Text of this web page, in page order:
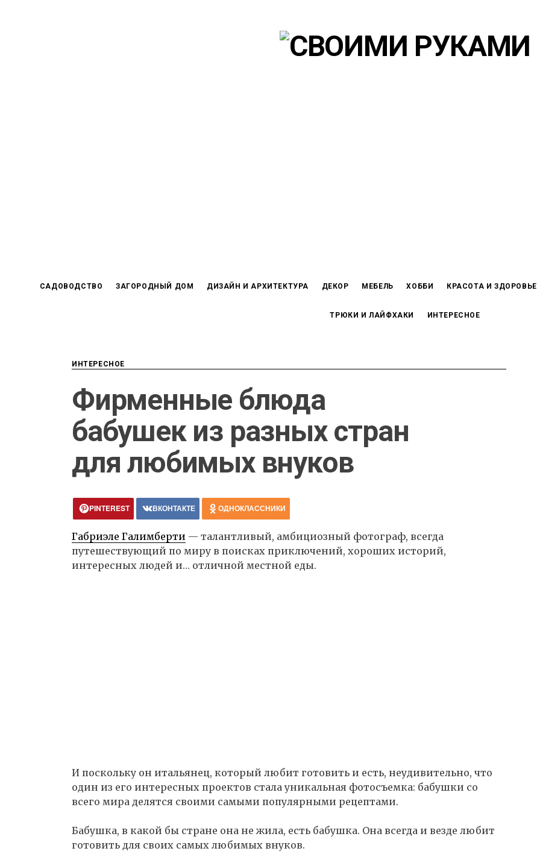
САДОВОДСТВО ЗАГОРОДНЫЙ ДОМ ДИЗАЙН И АРХИТЕКТУРА ДЕКОР МЕБЕЛЬ ХОББИ КРАСОТА И ЗДОРОВЬЕ
ТРЮКИ И ЛАЙФХАКИ ИНТЕРЕСНОЕ
ИНТЕРЕСНОЕ
Фирменные блюда
бабушек из разных стран
для любимых внуков
PINTEREST ВКОНТАКТЕ ОДНОКЛАССНИКИ
Габриэле Галимберти — талантливый, амбициозный фотограф, всегда
путешествующий по миру в поисках приключений, хороших историй,
интересных людей и… отличной местной еды.
И поскольку он итальянец, который любит готовить и есть, неудивительно, что
один из его интересных проектов стала уникальная фотосъемка: бабушки со
всего мира делятся своими самыми популярными рецептами.
Бабушка, в какой бы стране она не жила, есть бабушка. Она всегда и везде любит
готовить для своих самых любимых внуков.